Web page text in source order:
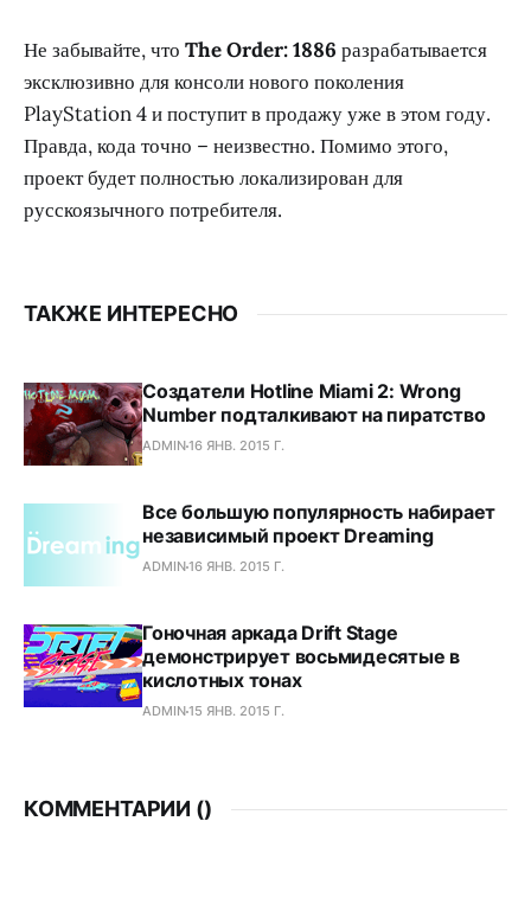
Не забывайте, что The Order: 1886 разрабатывается
эксклюзивно для консоли нового поколения
PlayStation 4 и поступит в продажу уже в этом году.
Правда, кода точно – неизвестно. Помимо этого,
проект будет полностью локализирован для
русскоязычного потребителя.
ТАКЖЕ ИНТЕРЕСНО
Создатели Hotline Miami 2: Wrong
Number подталкивают на пиратство
ADMIN16 ЯНВ. 2015 Г.
Все большую популярность набирает
независимый проект Dreaming
ADMIN16 ЯНВ. 2015 Г.
Гоночная аркада Drift Stage
демонстрирует восьмидесятые в
кислотных тонах
ADMIN15 ЯНВ. 2015 Г.
КОММЕНТАРИИ ()